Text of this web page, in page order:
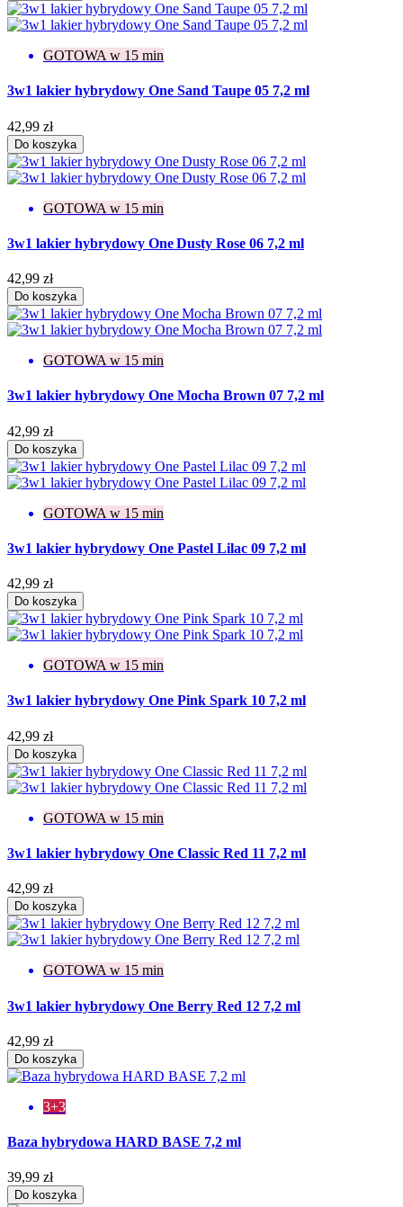
GOTOWA w 15 min
3w1 lakier hybrydowy One Sand Taupe 05 7,2 ml
42,99 zł
Do koszyka
GOTOWA w 15 min
3w1 lakier hybrydowy One Dusty Rose 06 7,2 ml
42,99 zł
Do koszyka
GOTOWA w 15 min
3w1 lakier hybrydowy One Mocha Brown 07 7,2 ml
42,99 zł
Do koszyka
GOTOWA w 15 min
3w1 lakier hybrydowy One Pastel Lilac 09 7,2 ml
42,99 zł
Do koszyka
GOTOWA w 15 min
3w1 lakier hybrydowy One Pink Spark 10 7,2 ml
42,99 zł
Do koszyka
GOTOWA w 15 min
3w1 lakier hybrydowy One Classic Red 11 7,2 ml
42,99 zł
Do koszyka
GOTOWA w 15 min
3w1 lakier hybrydowy One Berry Red 12 7,2 ml
42,99 zł
Do koszyka
3+3
Baza hybrydowa HARD BASE 7,2 ml
39,99 zł
Do koszyka